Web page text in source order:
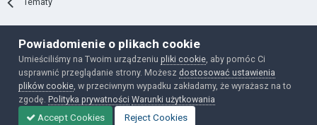
Polityka prywatności Ciasteczka
Powered by Invision Community
Powiadomienie o plikach cookie
Umieściliśmy na Twoim urządzeniupliki cookie , aby pomóc Ci
usprawnić przeglądanie strony. Możesz dostosować ustawienia
plików cookie , w przeciwnym wypadku zakładamy, że wyrażasz na to
zgodę.Polityka prywatności Warunki użytkowania
Accept Cookies
Reject Cookies